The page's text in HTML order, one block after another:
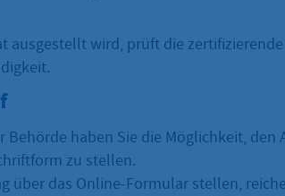
ausgestellt wird, prüft die
Behörde haben Sie die Möglichkeit, den
zu stellen.
über das Online-Formular stellen,